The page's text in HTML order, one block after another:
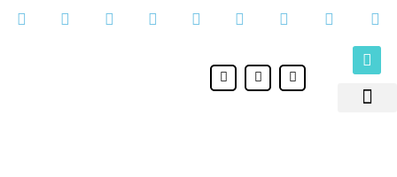
F
a
I
n
Y
o